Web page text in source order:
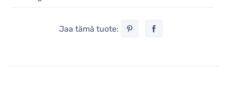
Jaa tämä tuote: